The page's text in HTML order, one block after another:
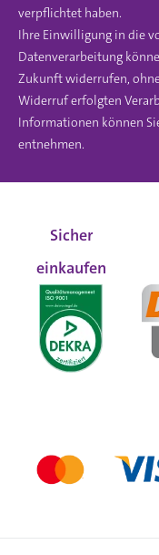
verpflichtet haben.
Ihre Einwilligung in die
Datenverarbeitung
Zukunft widerrufen,
Widerruf erfolgten
Informationen können
entnehmen.
Sicher
einkaufen